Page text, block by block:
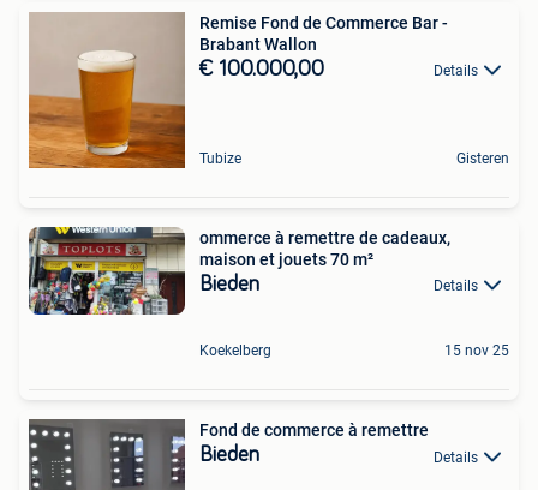
Remise Fond de Commerce Bar -
Brabant Wallon
€ 100.000,00 Details
Tubize Gisteren
ommerce à remettre de cadeaux,
maison et jouets 70 m²
Bieden Details
Koekelberg 15 nov 25
Fond de commerce à remettre
Bieden Details